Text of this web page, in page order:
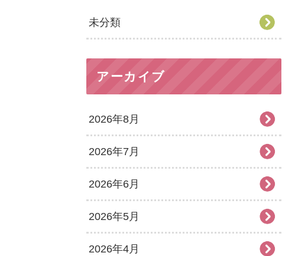
未分類
アーカイブ
2026年8月
2026年7月
2026年6月
2026年5月
2026年4月